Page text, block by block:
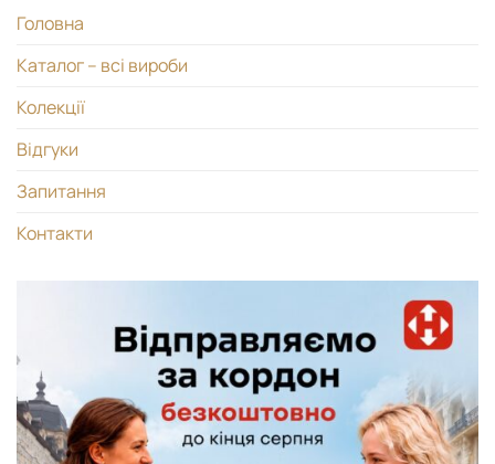
Головна
Каталог – всі вироби
Колекції
Відгуки
Запитання
Контакти